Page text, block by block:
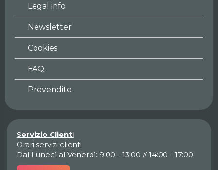
Legal info
Newsletter
Cookies
FAQ
Prevendite
Servizio Clienti
Orari servizi clienti
Dal Lunedì al Venerdì: 9:00 - 13:00 // 14:00 - 17:00